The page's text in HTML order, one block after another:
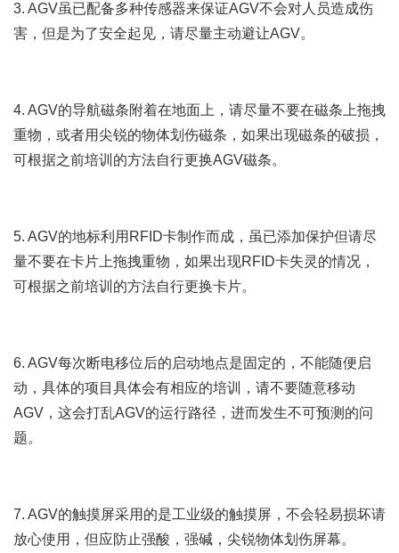
3. AGV虽已配备多种传感器来保证AGV不会对人员造成伤
害，但是为了安全起见，请尽量主动避让AGV。
4. AGV的导航磁条附着在地面上，请尽量不要在磁条上拖拽
重物，或者用尖锐的物体划伤磁条，如果出现磁条的破损，
可根据之前培训的方法自行更换AGV磁条。
5. AGV的地标利用RFID卡制作而成，虽已添加保护但请尽
量不要在卡片上拖拽重物，如果出现RFID卡失灵的情况，
可根据之前培训的方法自行更换卡片。
6. AGV每次断电移位后的启动地点是固定的，不能随便启
动，具体的项目具体会有相应的培训，请不要随意移动
AGV，这会打乱AGV的运行路径，进而发生不可预测的问
题。
7. AGV的触摸屏采用的是工业级的触摸屏，不会轻易损坏请
放心使用，但应防止强酸，强碱，尖锐物体划伤屏幕。